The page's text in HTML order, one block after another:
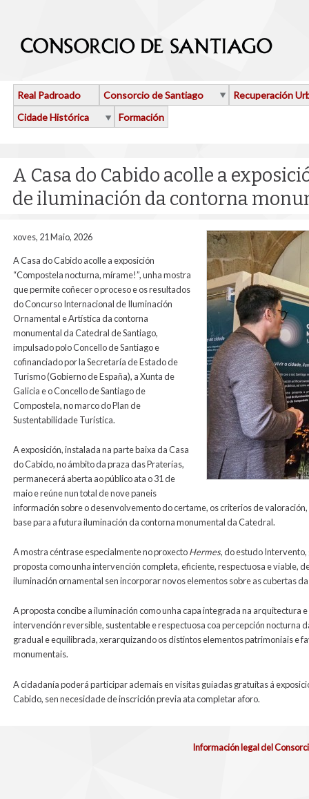
Real Padroado Consorcio de Santiago
Recuperación
Cidade Histórica
Formación
A Casa do Cabido acolle a
de iluminación da contorna
xoves, 21 Maio, 2026
A Casa do Cabido acolle a exposición
“Compostela nocturna, mírame!”, unha mostra
que permite coñecer o proceso e os resultados
do Concurso Internacional de Iluminación
Ornamental e Artística da contorna
monumental da Catedral de Santiago,
impulsado polo Concello de Santiagoe
cofinanciado por la Secretaría de Estado de
Turismo (Gobierno de España), a Xunta de
Galicia e o Concello de Santiago de
Compostela,no marco do Plan de
Sustentabilidade Turística.
A exposición, instalada na parte baixa da Casa
do Cabido, no ámbito da praza das Praterías,
permanecerá aberta ao público ata o 31 de
maio e reúne nun total de nove paneis
información sobre o desenvolvemento do certame, os criterios de
base para a futura iluminación da contorna monumental da Catedral.
A mostra céntrase especialmente no proxectoHermes, do estudo
proposta como unha intervención completa, eficiente, respectuosa e viable,
iluminación ornamental sen incorporar novos elementos sobre as cubertas
A proposta concibe a iluminación como unha capa integrada na arquitectura
intervención reversible, sustentable e respectuosa coa percepción nocturna
gradual e equilibrada, xerarquizando os distintos elementos patrimoniais e
monumentais.
A cidadanía poderá participar ademais en visitas guiadas gratuítas á
Cabido, sen necesidade de inscrición previa ata completar aforo.
Información legal del